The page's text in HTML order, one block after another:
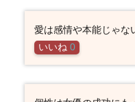
愛は感情や本能じゃな
いいね 0